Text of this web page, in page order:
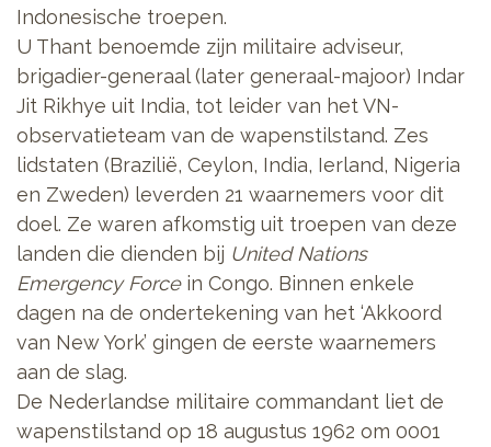
Indonesische troepen.
U Thant benoemde zijn militaire adviseur,
brigadier-generaal (later generaal-majoor) Indar
Jit Rikhye uit India, tot leider van het VN-
observatieteam van de wapenstilstand. Zes
lidstaten (Brazilië, Ceylon, India, Ierland, Nigeria
en Zweden) leverden 21 waarnemers voor dit
doel. Ze waren afkomstig uit troepen van deze
landen die dienden bij United Nations
Emergency Forcein Congo. Binnen enkele
dagen na de ondertekening van het ‘Akkoord
van New York’ gingen de eerste waarnemers
aan de slag.
De Nederlandse militaire commandant liet de
wapenstilstand op 18 augustus 1962 om 0001